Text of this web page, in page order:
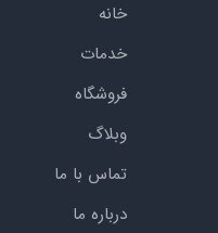
خانه
خدمات
فروشگاه
وبلاگ
تماس با ما
درباره ما